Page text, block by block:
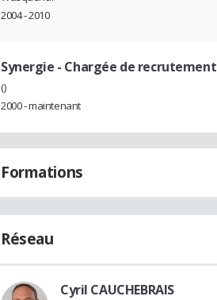
2004 - 2010
Synergie - Chargée de recrutement
()
2000 - maintenant
Formations
Réseau
Cyril CAUCHEBRAIS